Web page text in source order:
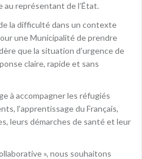
au représentant de l’État.
la difficulté dans un contexte
une Municipalité de prendre
que la situation d’urgence de
claire, rapide et sans
à accompagner les réfugiés
l’apprentissage du Français,
leurs démarches de santé et leur
», nous souhaitons